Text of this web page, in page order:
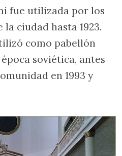
fue utilizada por los
ciudad hasta 1923.
como pabellón
soviética, antes
en 1993 y